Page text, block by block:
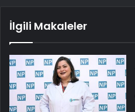
İlgili Makaleler